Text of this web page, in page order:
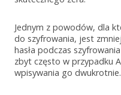
Jednym z powodów, dla
do szyfrowania, jest
hasła podczas
zbyt często w przypadku
wpisywania go dwukrotnie.